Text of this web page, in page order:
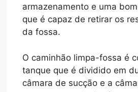
armazenamento e uma
que é capaz de retirar os
da fossa.
O caminhão limpa-fossa é
tanque que é dividido em
câmara de sucção e a